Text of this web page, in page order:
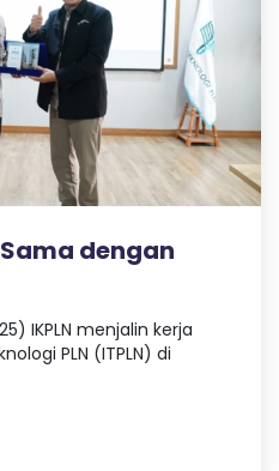
dengan
IKPLN menjalin kerja
PLN (ITPLN) di